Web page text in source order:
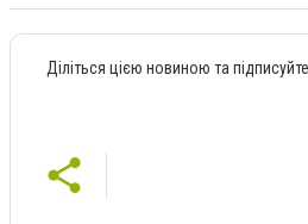
Діліться цією новиною та